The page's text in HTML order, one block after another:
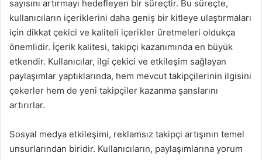
sayısını artırmayı hedefleyen bir süreçtir. Bu süreçte,
kullanıcıların içeriklerini daha geniş bir kitleye ulaştırmaları
için dikkat çekici ve kaliteli içerikler üretmeleri oldukça
önemlidir. İçerik kalitesi, takipçi kazanımında en büyük
etkendir. Kullanıcılar, ilgi çekici ve etkileşim sağlayan
paylaşımlar yaptıklarında, hem mevcut takipçilerinin ilgisini
çekerler hem de yeni takipçiler kazanma şanslarını
artırırlar.
Sosyal medya etkileşimi, reklamsız takipçi artışının temel
unsurlarından biridir. Kullanıcıların, paylaşımlarına yorum